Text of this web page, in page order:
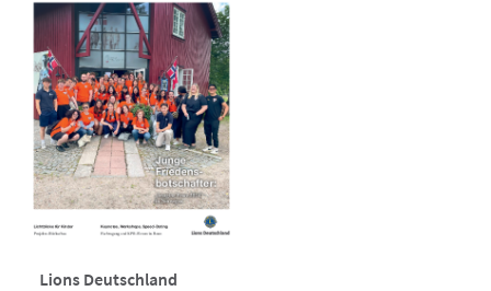
Lions Deutschland